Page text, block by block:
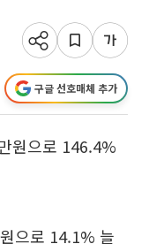
구글 선호매체 추가
원으로 146.4%
으로 14.1% 늘